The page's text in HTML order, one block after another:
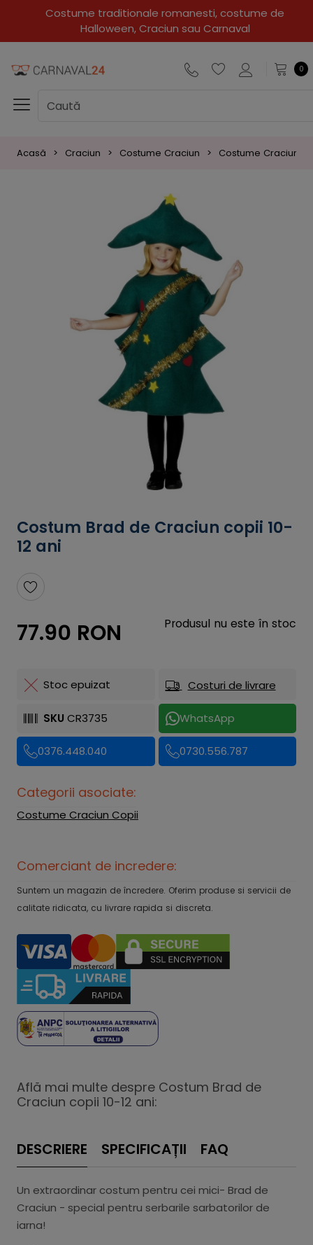
Costume traditionale romanesti, costume de
Halloween, Craciun sau Carnaval
0
Acasă Craciun Costume Craciun Costume Craciun
Costum Brad de Craciun copii 10-
12 ani
77.90 RON Produsul nu este în stoc
Stoc epuizat Costuri de livrare
SKU CR3735 WhatsApp
0376.448.040 0730.556.787
Categorii asociate:
Costume Craciun Copii
Comerciant de incredere:
Suntem un magazin de încredere. Oferim produse si servicii de
calitate ridicata, cu livrare rapida si discreta.
Află mai multe despre Costum Brad de
Craciun copii 10-12 ani:
DESCRIERE SPECIFICAȚII FAQ
Un extraordinar costum pentru cei mici- Brad de
Craciun - special pentru serbarile sarbatorilor de
iarna!